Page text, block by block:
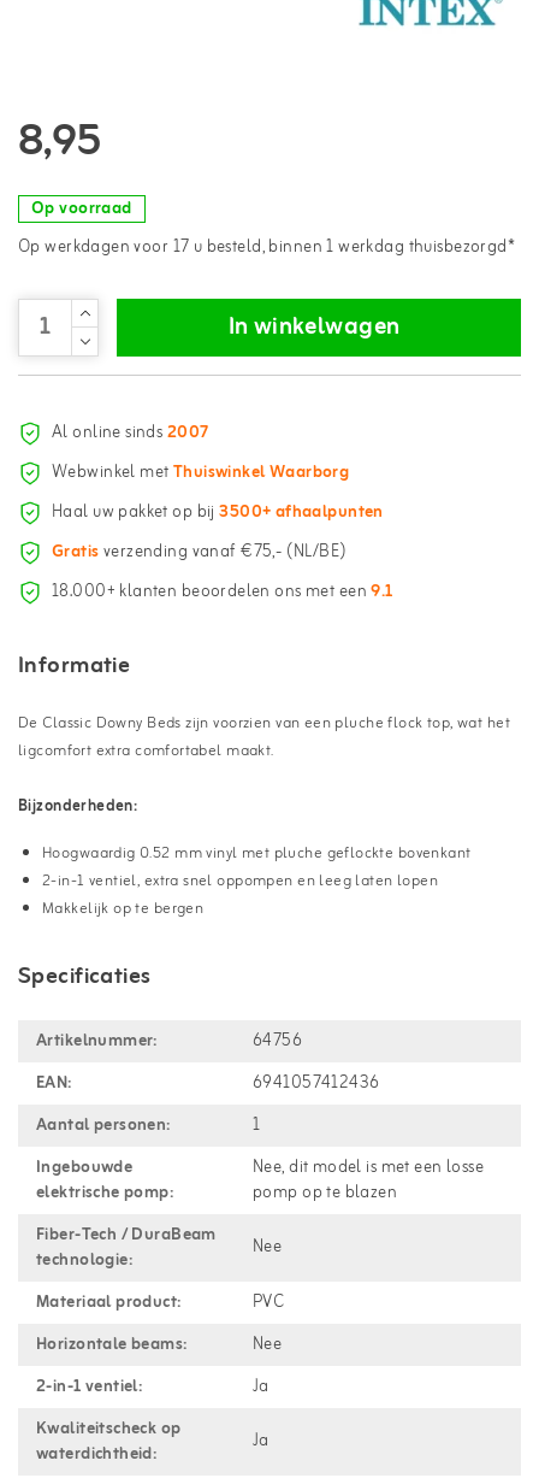
8,95
Op voorraad
Op werkdagen voor 17 u besteld, binnen 1 werkdag thuisbezorgd*
In winkelwagen
Al online sinds2007
Webwinkel metThuiswinkel Waarborg
Haal uw pakket op bij3500+ afhaalpunten
Gratisverzending vanaf €75,- (NL/BE)
18.000+ klanten beoordelen ons met een9.1
Informatie
De Classic Downy Beds zijn voorzien van een pluche flock top, wat het
ligcomfort extra comfortabel maakt.
Bijzonderheden:
Hoogwaardig 0.52 mm vinyl met pluche geflockte bovenkant
2-in-1 ventiel, extra snel oppompen en leeg laten lopen
Makkelijk op te bergen
Specificaties
Artikelnummer:
64756
EAN:
6941057412436
Aantal personen:
1
Ingebouwde
elektrische pomp:
Nee, dit model is met een losse
pomp op te blazen
Fiber-Tech / DuraBeam
technologie:
Nee
Materiaal product:
PVC
Horizontale beams:
Nee
2-in-1 ventiel:
Ja
Kwaliteitscheck op
waterdichtheid:
Ja